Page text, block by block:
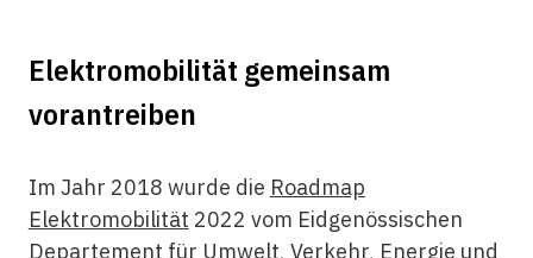
Elektromobilität gemeinsam
vorantreiben
Im Jahr 2018 wurde die Roadmap
Elektromobilität 2022 vom Eidgenössischen
Departement für Umwelt, Verkehr, Energie und